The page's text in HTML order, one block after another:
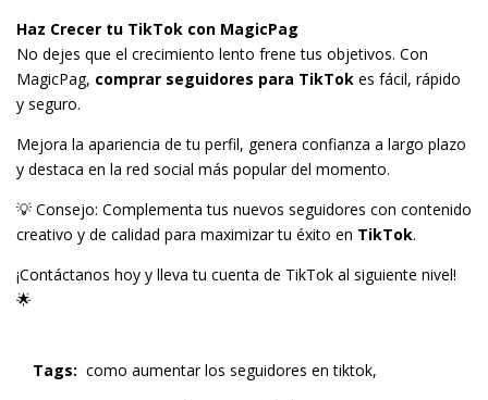
Haz Crecer tu TikTok con MagicPag
No dejes que el crecimiento lento frene tus objetivos. Con
MagicPag, comprar seguidores para TikTok es fácil, rápido
y seguro.
Mejora la apariencia de tu perfil, genera confianza a largo plazo
y destaca en la red social más popular del momento.
💡 Consejo: Complementa tus nuevos seguidores con contenido
creativo y de calidad para maximizar tu éxito en TikTok.
¡Contáctanos hoy y lleva tu cuenta de TikTok al siguiente nivel!
🌟
Tags: como aumentar los seguidores en tiktok,